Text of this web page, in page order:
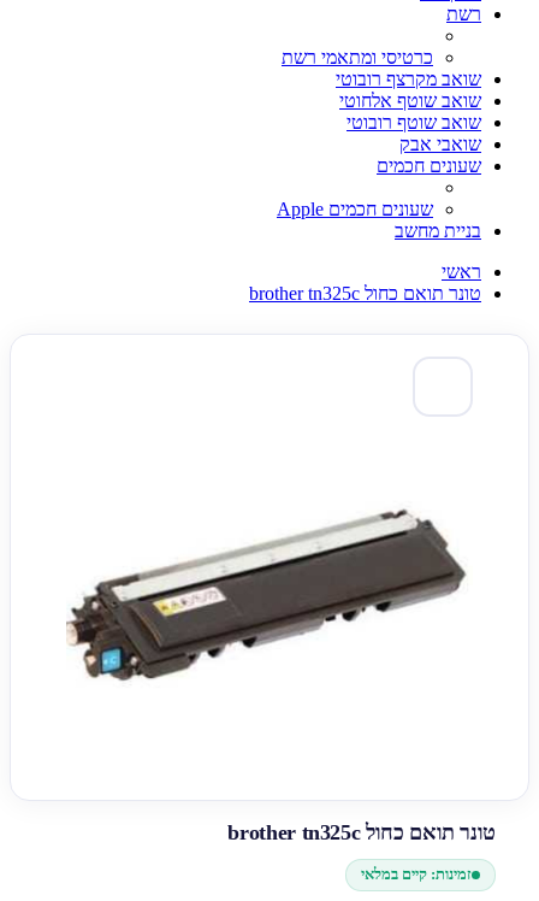
רשת
כרטיסי ומתאמי רשת
שואב מקרצף רובוטי
שואב שוטף אלחוטי
שואב שוטף רובוטי
שואבי אבק
שעונים חכמים
שעונים חכמים Apple
בניית מחשב
ראשי
טונר תואם כחול brother tn325c
טונר תואם כחול brother tn325c
זמינות: קיים במלאי